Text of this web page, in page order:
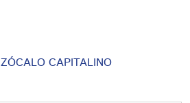
ZÓCALO CAPITALINO